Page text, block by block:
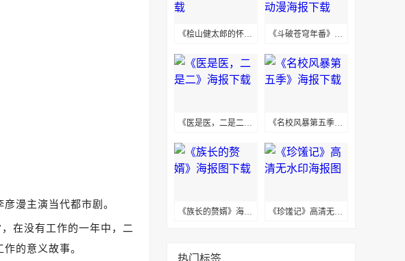
漫主演当代都市剧。
在没有工作的一年中，二
的意义故事。
《桧山健太郎的怀孕》海报下载 《斗破苍穹年番》高清无水印动漫海报下载
《医是医，二是二》海报下载 《名校风暴第五季》海报下载
《族长的赘婿》海报图下载 《珍馐记》高清无水印海报图
热门标签